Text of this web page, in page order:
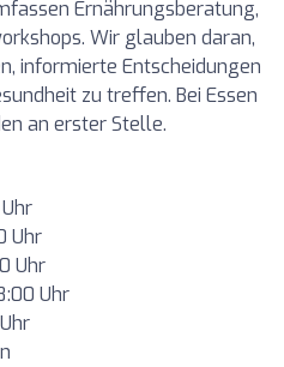
Ernährungsberatung,
Wir glauben daran,
informierte Entscheidungen
zu treffen. Bei Essen
an erster Stelle.
Uhr
Uhr
Uhr